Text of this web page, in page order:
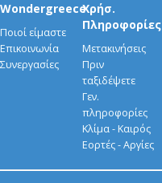
Wondergreece
Ποιοί είμαστε
Επικοινωνία
Συνεργασίες
Χρήσ.
Πληροφορίες
Μετακινήσεις
Πριν
ταξιδέψετε
Γεν.
πληροφορίες
Κλίμα - Καιρός
Εορτές - Αργίες